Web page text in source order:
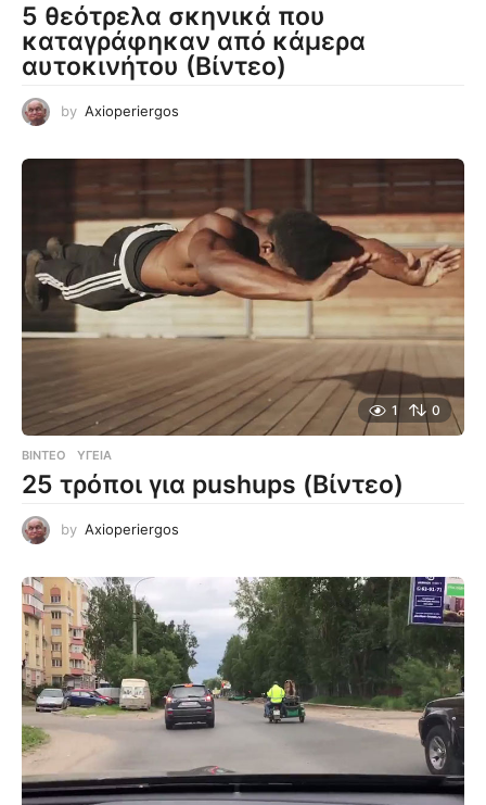
5 θεότρελα σκηνικά που
καταγράφηκαν από κάμερα
αυτοκινήτου (Βίντεο)
by Axioperiergos
1 0
ΒΊΝΤΕΟ ΥΓΕΊΑ
25 τρόποι για pushups (Βίντεο)
by Axioperiergos